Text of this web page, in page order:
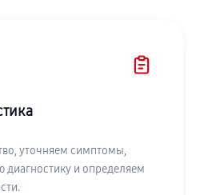
уточняем симптомы,
и определяем